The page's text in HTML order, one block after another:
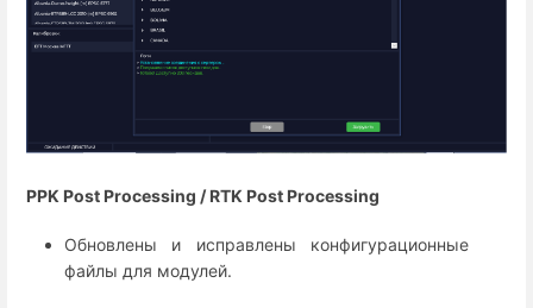
PPK Post Processing / RTK Post Processing
Обновлены и исправлены конфигурационные
файлы для модулей.